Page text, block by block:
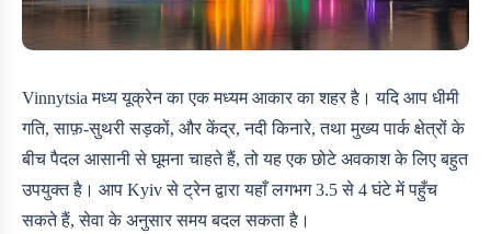
Vinnytsia मध्य यूक्रेन का एक मध्यम आकार का शहर है। यदि आप धीमी
गति, साफ़-सुथरी सड़कों, और केंद्र, नदी किनारे, तथा मुख्य पार्क क्षेत्रों के
बीच पैदल आसानी से घूमना चाहते हैं, तो यह एक छोटे अवकाश के लिए बहुत
उपयुक्त है। आप Kyiv से ट्रेन द्वारा यहाँ लगभग 3.5 से 4 घंटे में पहुँच
सकते हैं, सेवा के अनुसार समय बदल सकता है।